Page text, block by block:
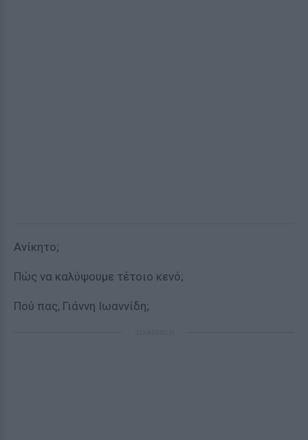
Ανίκητο;
Πώς να καλύψουμε τέτοιο κενό;
Πού πας, Γιάννη Ιωαννίδη;